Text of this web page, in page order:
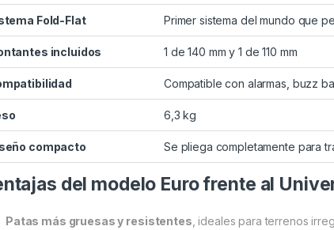
Fold-Flat Primer sistema del mundo que
incluidos 1 de 140 mm y 1 de 110 mm
Compatible con alarmas, buzz
6,3 kg
compacto Se pliega completamente para
del modelo Euro frente al
Patas más gruesas y resistentes , ideales para terrenos